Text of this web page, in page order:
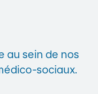
au sein de nos
sociaux.